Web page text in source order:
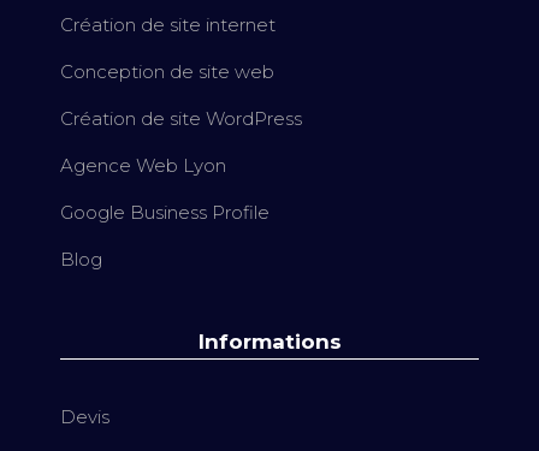
Création de site internet
Conception de site web
Création de site WordPress
Agence Web Lyon
Google Business Profile
Blog
Informations
Devis